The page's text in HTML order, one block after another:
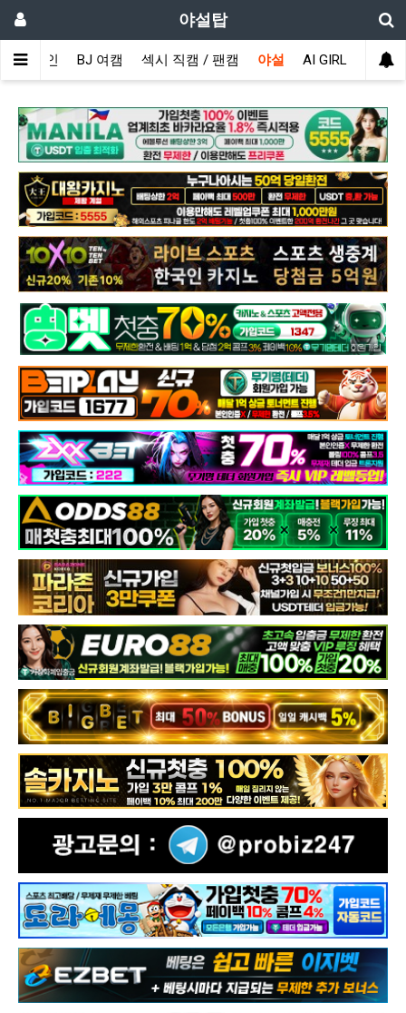
야설탑
메인 BJ 여캠 섹시 직캠 / 팬캠 야설 AI GIRL